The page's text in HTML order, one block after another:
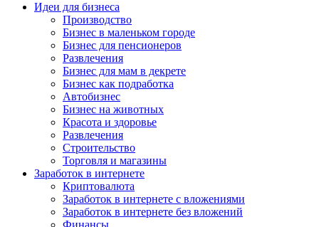
Идеи для бизнеса
Производство
Бизнес в маленьком городе
Бизнес для пенсионеров
Развлечения
Бизнес для мам в декрете
Бизнес как подработка
Автобизнес
Бизнес на животных
Красота и здоровье
Развлечения
Строительство
Торговля и магазины
Заработок в интернете
Криптовалюта
Заработок в интернете c вложениями
Заработок в интернете без вложений
Финансы